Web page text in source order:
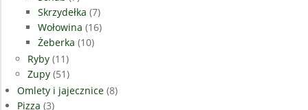
Skrzydełka (7)
Wołowina (16)
Żeberka (10)
Ryby (11)
Zupy (51)
Omlety i jajecznice (8)
Pizza (3)